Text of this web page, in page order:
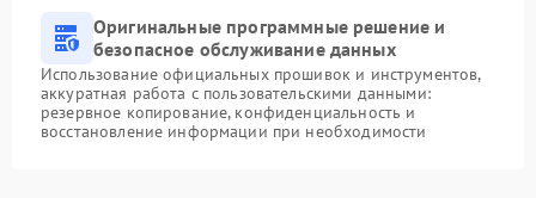
Оригинальные программные решение и
безопасное обслуживание данных
Использование официальных прошивок и инструментов,
аккуратная работа с пользовательскими данными:
резервное копирование, конфиденциальность и
восстановление информации при необходимости